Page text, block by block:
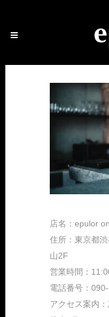
店名：epulor
住所：東京都
山2F
営業時間：
電話番号：
アクセス案内